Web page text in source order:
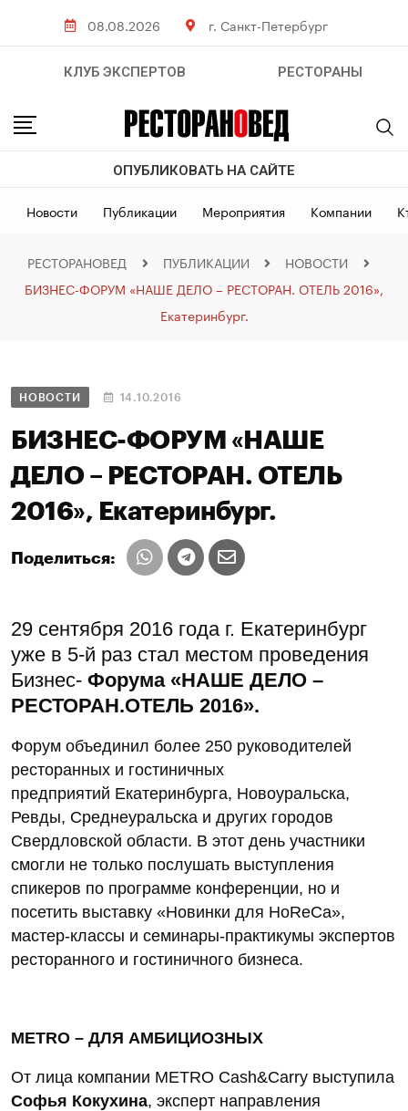
08.08.2026 г. Санкт-Петербург
КЛУБ ЭКСПЕРТОВ РЕСТОРАНЫ
ОПУБЛИКОВАТЬ НА САЙТЕ
Новости Публикации Мероприятия Компании
РЕСТОРАНОВЕД ПУБЛИКАЦИИ
НОВОСТИ
БИЗНЕС-ФОРУМ «НАШЕ ДЕЛО – РЕСТОРАН. ОТЕЛЬ 2016»,
Екатеринбург.
НОВОСТИ 14.10.2016
БИЗНЕС-ФОРУМ «НАШЕ
ДЕЛО – РЕСТОРАН. ОТЕЛЬ
2016», Екатеринбург.
Поделиться:
29 сентября 2016 года г. Екатеринбург
уже в 5-й раз стал местом проведения
Бизнес- Форума «НАШЕ ДЕЛО –
РЕСТОРАН.ОТЕЛЬ 2016».
Форум объединил более 250 руководителей
ресторанных и гостиничных
предприятий Екатеринбурга, Новоуральска,
Ревды, Среднеуральска и других городов
Свердловской области. В этот день участники
смогли не только послушать выступления
спикеров по программе конференции, но и
посетить выставку «Новинки для HoReCa»,
мастер-классы и семинары-практикумы экспертов
ресторанного и гостиничного бизнеса.
METRO – ДЛЯ АМБИЦИОЗНЫХ
От лица компании METRO Cash&Carry выступила
Софья Кокухина, эксперт направления